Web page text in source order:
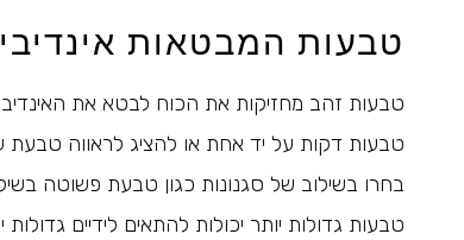
טבעות המבטאות
טבעות זהב מחזיקות את הכוח לבטא את
טבעות דקות על יד אחת או להציג לראווה טבעת
בחרו בשילוב של סגנונות כגון טבעת פשוטה
טבעות גדולות יותר יכולות להתאים לידיים